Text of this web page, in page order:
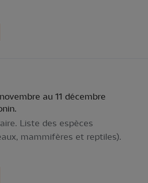
au 11 décembre
Liste des espèces
mammifères et reptiles).